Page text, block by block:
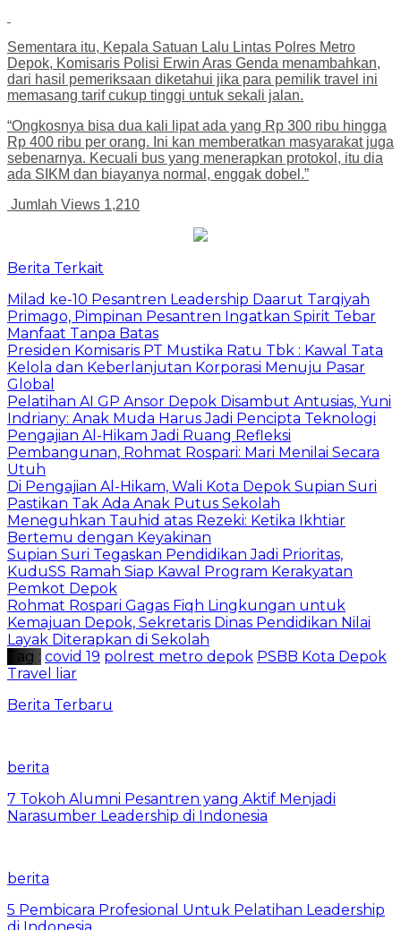
Sementara itu, Kepala Satuan Lalu Lintas Polres Metro
Depok, Komisaris Polisi Erwin Aras Genda menambahkan,
dari hasil pemeriksaan diketahui jika para pemilik travel ini
memasang tarif cukup tinggi untuk sekali jalan.
“Ongkosnya bisa dua kali lipat ada yang Rp 300 ribu hingga
Rp 400 ribu per orang. Ini kan memberatkan masyarakat juga
sebenarnya. Kecuali bus yang menerapkan protokol, itu dia
ada SIKM dan biayanya normal, enggak dobel.”
Jumlah Views 1,210
Berita Terkait
Milad ke-10 Pesantren Leadership Daarut Tarqiyah
Primago, Pimpinan Pesantren Ingatkan Spirit Tebar
Manfaat Tanpa Batas
Presiden Komisaris PT Mustika Ratu Tbk : Kawal Tata
Kelola dan Keberlanjutan Korporasi Menuju Pasar
Global
Pelatihan AI GP Ansor Depok Disambut Antusias, Yuni
Indriany: Anak Muda Harus Jadi Pencipta Teknologi
Pengajian Al-Hikam Jadi Ruang Refleksi
Pembangunan, Rohmat Rospari: Mari Menilai Secara
Utuh
Di Pengajian Al-Hikam, Wali Kota Depok Supian Suri
Pastikan Tak Ada Anak Putus Sekolah
Meneguhkan Tauhid atas Rezeki: Ketika Ikhtiar
Bertemu dengan Keyakinan
Supian Suri Tegaskan Pendidikan Jadi Prioritas,
KuduSS Ramah Siap Kawal Program Kerakyatan
Pemkot Depok
Rohmat Rospari Gagas Fiqh Lingkungan untuk
Kemajuan Depok, Sekretaris Dinas Pendidikan Nilai
Layak Diterapkan di Sekolah
Tag : covid 19 polrest metro depok PSBB Kota Depok
Travel liar
Berita Terbaru
berita
7 Tokoh Alumni Pesantren yang Aktif Menjadi
Narasumber Leadership di Indonesia
berita
5 Pembicara Profesional Untuk Pelatihan Leadership